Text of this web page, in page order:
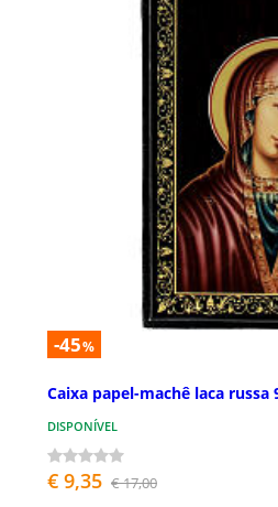
-45%
Caixa papel-machê laca
DISPONÍVEL
€ 9,35 € 17,00